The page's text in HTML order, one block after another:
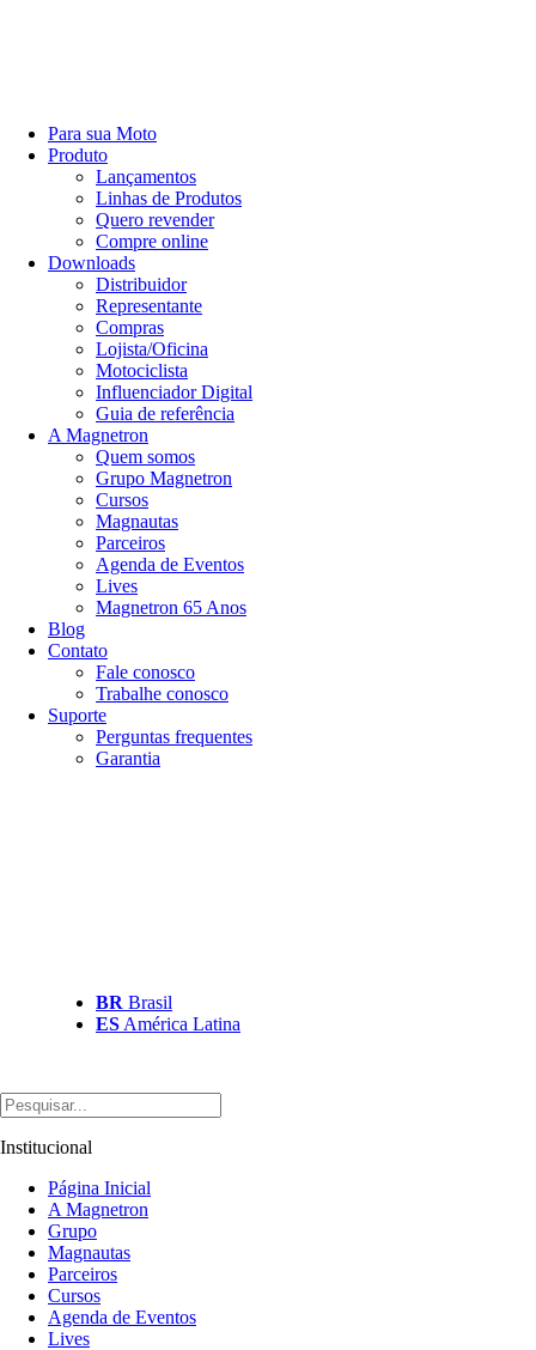
Para sua Moto
Produto
Lançamentos
Linhas de Produtos
Quero revender
Compre online
Downloads
Distribuidor
Representante
Compras
Lojista/Oficina
Motociclista
Influenciador Digital
Guia de referência
A Magnetron
Quem somos
Grupo Magnetron
Cursos
Magnautas
Parceiros
Agenda de Eventos
Lives
Magnetron 65 Anos
Blog
Contato
Fale conosco
Trabalhe conosco
Suporte
Perguntas frequentes
Garantia
BR Brasil
ES América Latina
Institucional
Página Inicial
A Magnetron
Grupo
Magnautas
Parceiros
Cursos
Agenda de Eventos
Lives